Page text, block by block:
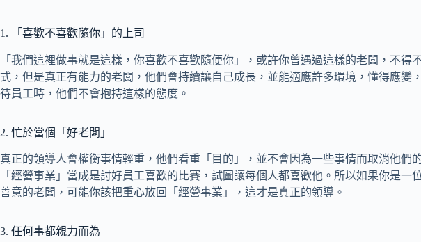
1. 「喜歡不喜歡隨你」的上司
「我們這裡做事就是這樣，你喜歡不喜歡隨便你」，或許你曾遇過這樣的老闆，不得
式，但是真正有能力的老闆，他們會持續讓自己成長，並能適應許多環境，懂得應變
待員工時，他們不會抱持這樣的態度。
2. 忙於當個「好老闆」
真正的領導人會權衡事情輕重，他們看重「目的」，並不會因為一些事情而取消他們
「經營事業」當成是討好員工喜歡的比賽，試圖讓每個人都喜歡他。所以如果你是一
善意的老闆，可能你該把重心放回「經營事業」，這才是真正的領導。
3. 任何事都親力而為